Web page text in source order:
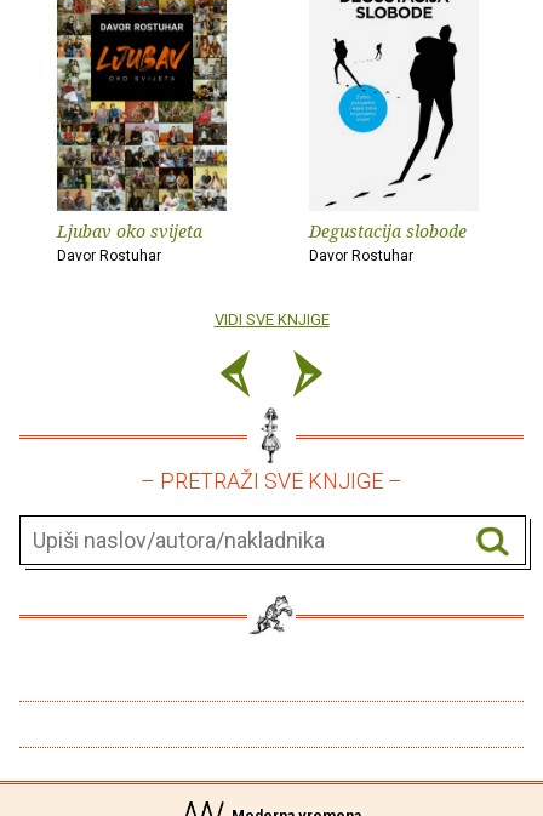
Ljubav oko svijeta
Davor Rostuhar
Degustacija slobode
Davor Rostuhar
VIDI SVE KNJIGE
– PRETRAŽI SVE KNJIGE –